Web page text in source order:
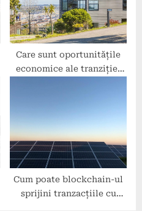
Care sunt oportunitățile
economice ale tranziției
Cum poate blockchain-ul
sprijini tranzacțiile cu